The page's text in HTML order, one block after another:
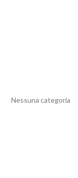
Nessuna categoria